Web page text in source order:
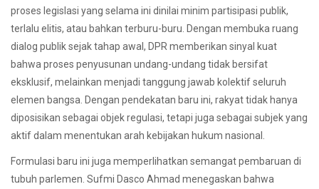
proses legislasi yang selama ini dinilai minim partisipasi publik,
terlalu elitis, atau bahkan terburu-buru. Dengan membuka ruang
dialog publik sejak tahap awal, DPR memberikan sinyal kuat
bahwa proses penyusunan undang-undang tidak bersifat
eksklusif, melainkan menjadi tanggung jawab kolektif seluruh
elemen bangsa. Dengan pendekatan baru ini, rakyat tidak hanya
diposisikan sebagai objek regulasi, tetapi juga sebagai subjek yang
aktif dalam menentukan arah kebijakan hukum nasional.
Formulasi baru ini juga memperlihatkan semangat pembaruan di
tubuh parlemen. Sufmi Dasco Ahmad menegaskan bahwa